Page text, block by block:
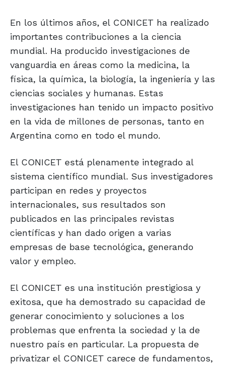
En los últimos años, el CONICET ha realizado
importantes contribuciones a la ciencia
mundial. Ha producido investigaciones de
vanguardia en áreas como la medicina, la
física, la química, la biología, la ingeniería y las
ciencias sociales y humanas. Estas
investigaciones han tenido un impacto positivo
en la vida de millones de personas, tanto en
Argentina como en todo el mundo.
El CONICET está plenamente integrado al
sistema científico mundial. Sus investigadores
participan en redes y proyectos
internacionales, sus resultados son
publicados en las principales revistas
científicas y han dado origen a varias
empresas de base tecnológica, generando
valor y empleo.
El CONICET es una institución prestigiosa y
exitosa, que ha demostrado su capacidad de
generar conocimiento y soluciones a los
problemas que enfrenta la sociedad y la de
nuestro país en particular. La propuesta de
privatizar el CONICET carece de fundamentos,